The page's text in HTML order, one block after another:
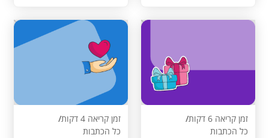
זמן קריאה 6 דקות
/
כל הכתבות
זמן קריאה 4 דקות
/
כל הכתבות